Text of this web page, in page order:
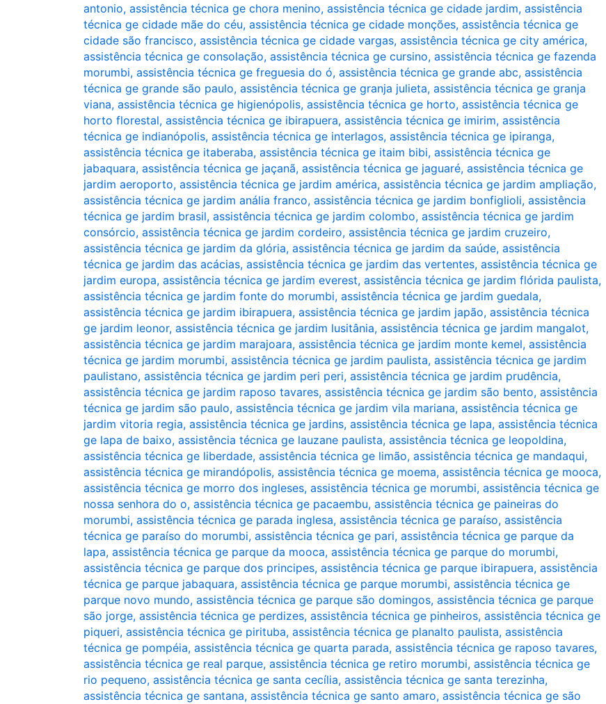
antonio, assistência técnica ge chora menino, assistência técnica ge cidade jardim, assistência
técnica ge cidade mãe do céu, assistência técnica ge cidade monções, assistência técnica ge
cidade são francisco, assistência técnica ge cidade vargas, assistência técnica ge city américa,
assistência técnica ge consolação, assistência técnica ge cursino, assistência técnica ge fazenda
morumbi, assistência técnica ge freguesia do ó, assistência técnica ge grande abc, assistência
técnica ge grande são paulo, assistência técnica ge granja julieta, assistência técnica ge granja
viana, assistência técnica ge higienópolis, assistência técnica ge horto, assistência técnica ge
horto florestal, assistência técnica ge ibirapuera, assistência técnica ge imirim, assistência
técnica ge indianópolis, assistência técnica ge interlagos, assistência técnica ge ipiranga,
assistência técnica ge itaberaba, assistência técnica ge itaim bibi, assistência técnica ge
jabaquara, assistência técnica ge jaçanã, assistência técnica ge jaguaré, assistência técnica ge
jardim aeroporto, assistência técnica ge jardim américa, assistência técnica ge jardim ampliação,
assistência técnica ge jardim anália franco, assistência técnica ge jardim bonfiglioli, assistência
técnica ge jardim brasil, assistência técnica ge jardim colombo, assistência técnica ge jardim
consórcio, assistência técnica ge jardim cordeiro, assistência técnica ge jardim cruzeiro,
assistência técnica ge jardim da glória, assistência técnica ge jardim da saúde, assistência
técnica ge jardim das acácias, assistência técnica ge jardim das vertentes, assistência técnica ge
jardim europa, assistência técnica ge jardim everest, assistência técnica ge jardim flórida paulista,
assistência técnica ge jardim fonte do morumbi, assistência técnica ge jardim guedala,
assistência técnica ge jardim ibirapuera, assistência técnica ge jardim japão, assistência técnica
ge jardim leonor, assistência técnica ge jardim lusitânia, assistência técnica ge jardim mangalot,
assistência técnica ge jardim marajoara, assistência técnica ge jardim monte kemel, assistência
técnica ge jardim morumbi, assistência técnica ge jardim paulista, assistência técnica ge jardim
paulistano, assistência técnica ge jardim peri peri, assistência técnica ge jardim prudência,
assistência técnica ge jardim raposo tavares, assistência técnica ge jardim são bento, assistência
técnica ge jardim são paulo, assistência técnica ge jardim vila mariana, assistência técnica ge
jardim vitoria regia, assistência técnica ge jardins, assistência técnica ge lapa, assistência técnica
ge lapa de baixo, assistência técnica ge lauzane paulista, assistência técnica ge leopoldina,
assistência técnica ge liberdade, assistência técnica ge limão, assistência técnica ge mandaqui,
assistência técnica ge mirandópolis, assistência técnica ge moema, assistência técnica ge mooca,
assistência técnica ge morro dos ingleses, assistência técnica ge morumbi, assistência técnica ge
nossa senhora do o, assistência técnica ge pacaembu, assistência técnica ge paineiras do
morumbi, assistência técnica ge parada inglesa, assistência técnica ge paraíso, assistência
técnica ge paraíso do morumbi, assistência técnica ge pari, assistência técnica ge parque da
lapa, assistência técnica ge parque da mooca, assistência técnica ge parque do morumbi,
assistência técnica ge parque dos principes, assistência técnica ge parque ibirapuera, assistência
técnica ge parque jabaquara, assistência técnica ge parque morumbi, assistência técnica ge
parque novo mundo, assistência técnica ge parque são domingos, assistência técnica ge parque
são jorge, assistência técnica ge perdizes, assistência técnica ge pinheiros, assistência técnica ge
piqueri, assistência técnica ge pirituba, assistência técnica ge planalto paulista, assistência
técnica ge pompéia, assistência técnica ge quarta parada, assistência técnica ge raposo tavares,
assistência técnica ge real parque, assistência técnica ge retiro morumbi, assistência técnica ge
rio pequeno, assistência técnica ge santa cecília, assistência técnica ge santa terezinha,
assistência técnica ge santana, assistência técnica ge santo amaro, assistência técnica ge são